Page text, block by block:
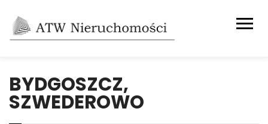
BYDGOSZCZ,
SZWEDEROWO